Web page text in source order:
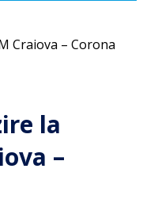
Craiova – Corona
la
–